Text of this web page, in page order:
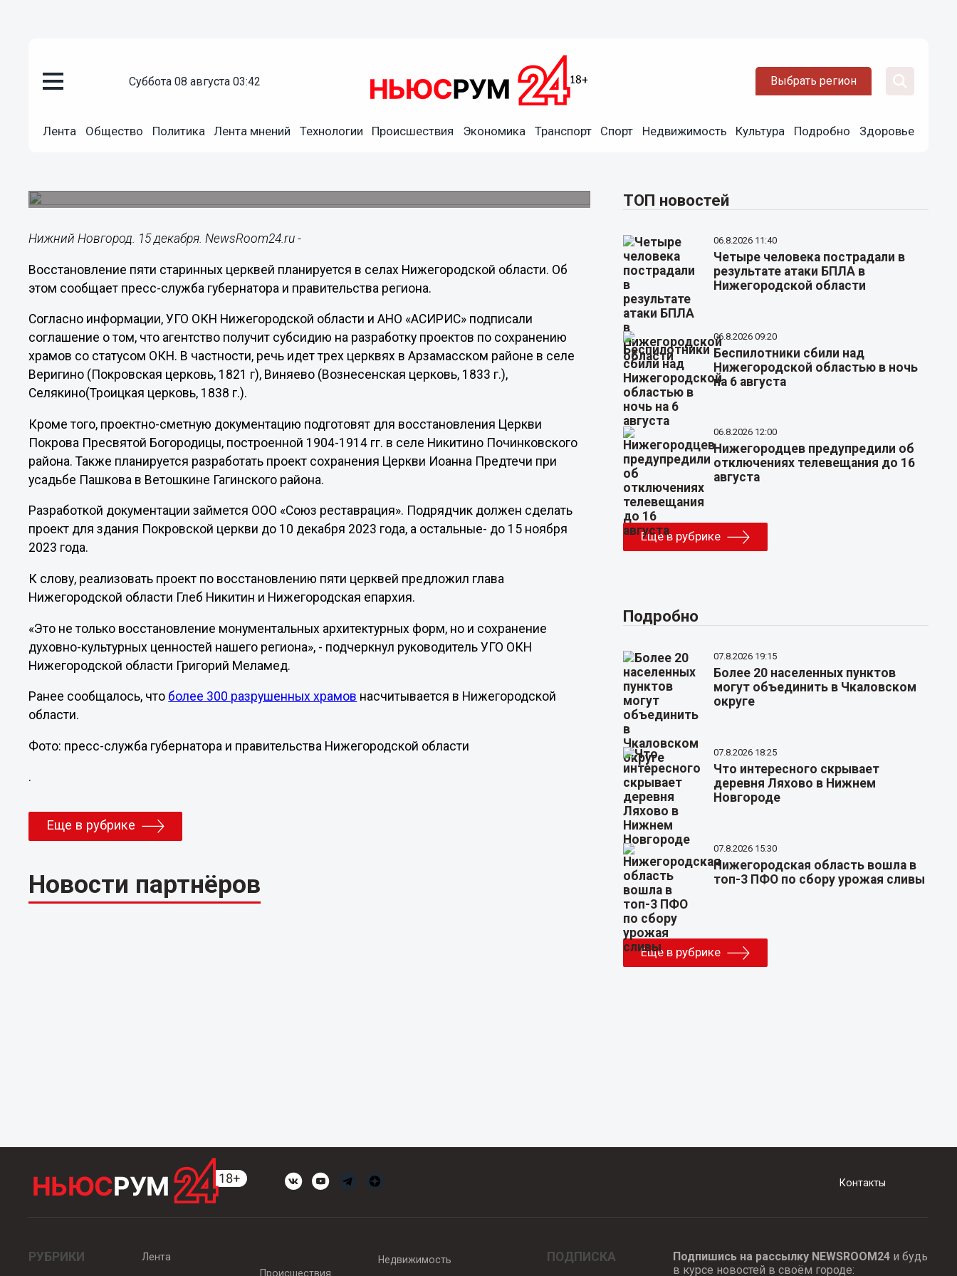
суббота 08 августа 03:42 Выбрать регион
Лента Общество Политика Лента мнений Технологии Происшествия Экономика Транспорт Спорт Недвижимость Культура Подробно Здоровье
Пять старинных церквей восстановят в селах
Нижний Новгород. 15 декабря. NewsRoom24.ru -
Восстановление пяти старинных церквей планируется в селах Нижегородской области. Об
этом сообщает пресс-служба губернатора и правительства региона.
Согласно информации, УГО ОКН Нижегородской области и АНО «АСИРИС» подписали
соглашение о том, что агентство получит субсидию на разработку проектов по сохранению
храмов со статусом ОКН. В частности, речь идет трех церквях в Арзамасском районе в селе
Веригино (Покровская церковь, 1821 г), Виняево (Вознесенская церковь, 1833 г.),
Селякино(Троицкая церковь, 1838 г.).
Кроме того, проектно-сметную документацию подготовят для восстановления Церкви
Покрова Пресвятой Богородицы, построенной 1904-1914 гг. в селе Никитино Починковского
района. Также планируется разработать проект сохранения Церкви Иоанна Предтечи при
усадьбе Пашкова в Ветошкине Гагинского района.
Разработкой документации займется ООО «Союз реставрация». Подрядчик должен сделать
проект для здания Покровской церкви до 10 декабря 2023 года, а остальные- до 15 ноября
2023 года.
К слову, реализовать проект по восстановлению пяти церквей предложил глава
Нижегородской области Глеб Никитин и Нижегородская епархия.
«Это не только восстановление монументальных архитектурных форм, но и сохранение
духовно-культурных ценностей нашего региона», - подчеркнул руководитель УГО ОКН
Нижегородской области Григорий Меламед.
Ранее сообщалось, что более 300 разрушенных храмов насчитывается в Нижегородской
области.
Фото: пресс-служба губернатора и правительства Нижегородской области
.
Еще в рубрике
Новости партнёров
ТОП новостей
06.8.2026 11:40
Четыре человека пострадали в
результате атаки БПЛА в
Нижегородской области
06.8.2026 09:20
Беспилотники сбили над
Нижегородской областью в ночь
на 6 августа
06.8.2026 12:00
Нижегородцев предупредили об
отключениях телевещания до 16
августа
Еще в рубрике
Подробно
07.8.2026 19:15
Более 20 населенных пунктов
могут объединить в Чкаловском
округе
07.8.2026 18:25
Что интересного скрывает
деревня Ляхово в Нижнем
Новгороде
07.8.2026 15:30
Нижегородская область вошла в
топ-3 ПФО по сбору урожая сливы
Еще в рубрике
Контакты
РУБРИКИ
Лента
Происшествия
Недвижимость ПОДПИСКА Подпишись на рассылку NEWSROOM24и будь
в курсе новостей в своём городе: